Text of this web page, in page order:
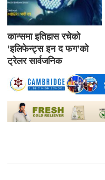
कान्समा इतिहास रचेको
‘इलिफेन्ट्स इन द फग’को
ट्रेलर सार्वजनिक